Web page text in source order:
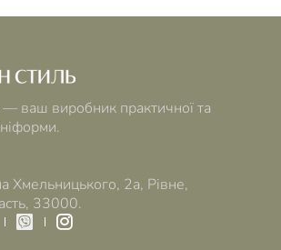
виробник практичної та
Хмельницького, 2а, Рівне,
33000.